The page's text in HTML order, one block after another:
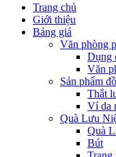
Trang chủ
Giới thiệu
Bảng giá
Văn phòng
Dụng
Văn
Sản phẩm
Thắt
Ví da
Quà Lưu
Quà
Bút